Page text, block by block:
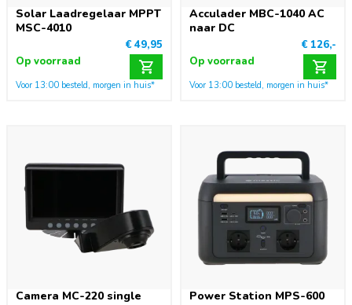
Solar Laadregelaar MPPT
MSC-4010
€ 49,95
Op voorraad
Voor 13:00 besteld, morgen in huis*
Acculader MBC-1040 AC
naar DC
€ 126,-
Op voorraad
Voor 13:00 besteld, morgen in huis*
Camera MC-220 single Power Station MPS-600